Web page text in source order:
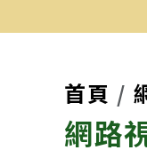
首頁
網路